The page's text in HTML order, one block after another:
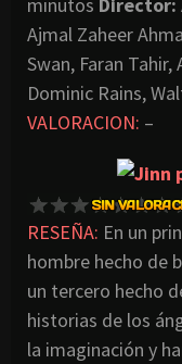
Ajmal Zaheer
Swan, Faran
Dominic Rains,
VALORACION: –
RESEÑA: En un
hombre hecho de
un tercero hecho
historias de los
la imaginación y